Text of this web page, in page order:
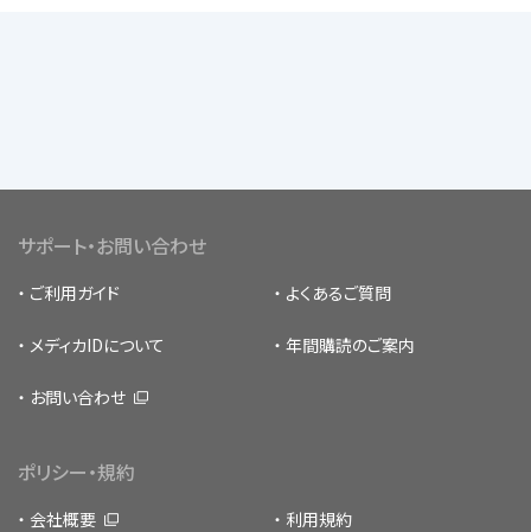
サポート・お問い合わせ
ご利用ガイド よくあるご質問
メディカIDについて 年間購読のご案内
お問い合わせ
ポリシー・規約
会社概要 利用規約